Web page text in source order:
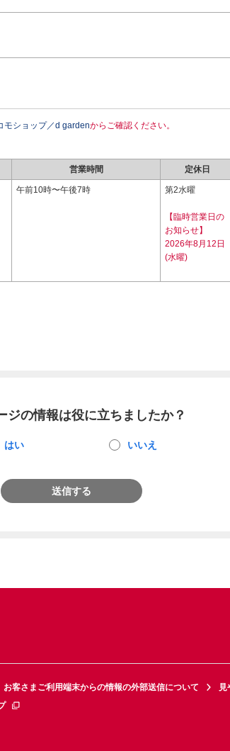
モショップ／d gardenからご確認ください。
営業時間 定休日
午前10時〜午後7時 第2水曜
【臨時営業日の
お知らせ】
2026年8月12日
(水曜)
ジの情報は役に立ちましたか？
はい いいえ
送信する
お客さまご利用端末からの情報の外部送信について
見